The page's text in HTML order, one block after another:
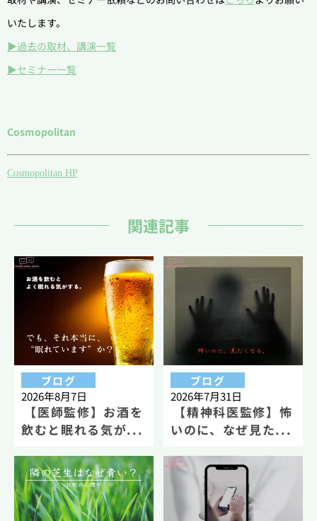
いたします。
▶過去の取材、講演一覧
▶セミナー一覧
Cosmopolitan
Cosmopolitan HP
関連記事
ブログ
2026年8月7日
【医師監修】お酒を
飲むと眠れる気が...
ブログ
2026年7月31日
【精神科医監修】怖
いのに、なぜ見た...